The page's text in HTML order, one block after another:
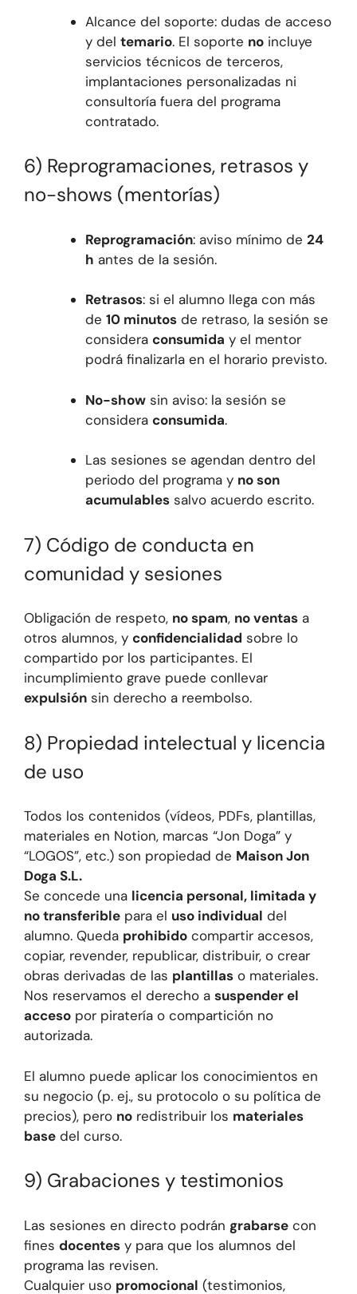
Alcance del soporte: dudas de acceso
y del temario. El soporte noincluye
servicios técnicos de terceros,
implantaciones personalizadas ni
consultoría fuera del programa
contratado.
6) Reprogramaciones, retrasos y
no-shows (mentorías)
Reprogramación: aviso mínimo de 24
h antes de la sesión.
Retrasos: si el alumno llega con más
de 10 minutosde retraso, la sesión se
considera consumida y el mentor
podrá finalizarla en el horario previsto.
No-showsin aviso: la sesión se
considera consumida.
Las sesiones se agendan dentro del
periodo del programa y no son
acumulablessalvo acuerdo escrito.
7) Código de conducta en
comunidad y sesiones
Obligación de respeto, no spam, no ventas a
otros alumnos, y confidencialidad sobre lo
compartido por los participantes. El
incumplimiento grave puede conllevar
expulsión sin derecho a reembolso.
8) Propiedad intelectual y licencia
de uso
Todos los contenidos (vídeos, PDFs, plantillas,
materiales en Notion, marcas “Jon Doga” y
“LOGOS”, etc.) son propiedad de Maison Jon
Doga S.L.
Se concede una licencia personal, limitada y
no transferible para el uso individual del
alumno. Queda prohibido compartir accesos,
copiar, revender, republicar, distribuir, o crear
obras derivadas de las plantillas o materiales.
Nos reservamos el derecho a suspender el
acceso por piratería o compartición no
autorizada.
El alumno puede aplicar los conocimientos en
su negocio (p. ej., su protocolo o su política de
precios), pero no redistribuir los materiales
base del curso.
9) Grabaciones y testimonios
Las sesiones en directo podrán grabarse con
fines docentes y para que los alumnos del
programa las revisen.
Cualquier uso promocional (testimonios,